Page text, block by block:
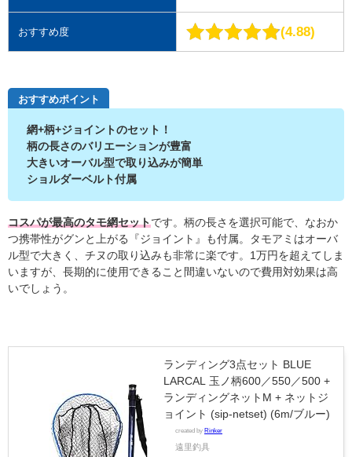
おすすめ度 4.88
おすすめポイント
網+柄+ジョイントのセット！
柄の長さのバリエーションが豊富
大きいオーバル型で取り込みが簡単
ショルダーベルト付属
コスパが最高のタモ網セットです。柄の長さを選択可能で、なおか
つ携帯性がグンと上がる『ジョイント』も付属。タモアミはオーバ
ル型で大きく、チヌの取り込みも非常に楽です。1万円を超えてしま
いますが、長期的に使用できること間違いないので費用対効果は高
いでしょう。
ランディング3点セット BLUE
LARCAL 玉ノ柄600／550／500 +
ランディングネットM + ネットジ
ョイント (sip-netset) (6m/ブルー)
created by Rinker
遠里釣具